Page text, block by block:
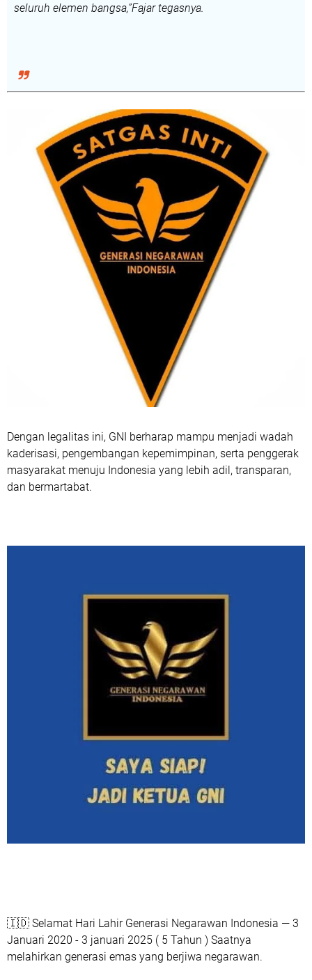
seluruh elemen bangsa,”Fajar tegasnya.
Dengan legalitas ini, GNI berharap mampu menjadi wadah
kaderisasi, pengembangan kepemimpinan, serta penggerak
masyarakat menuju Indonesia yang lebih adil, transparan,
dan bermartabat.
🇮🇩 Selamat Hari Lahir Generasi Negarawan Indonesia — 3
Januari 2020 - 3 januari 2025 ( 5 Tahun ) Saatnya
melahirkan generasi emas yang berjiwa negarawan.